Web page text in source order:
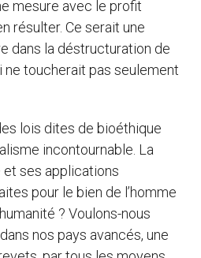
mesure avec le profit
résulter. Ce serait une
dans la déstructuration de
toucherait pas seulement
lois dites de bioéthique
incontournable. La
ses applications
pour le bien de l’homme
? Voulons-nous
nos pays avancés, une